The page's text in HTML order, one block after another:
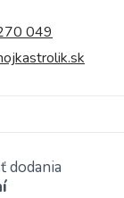
049
dodania